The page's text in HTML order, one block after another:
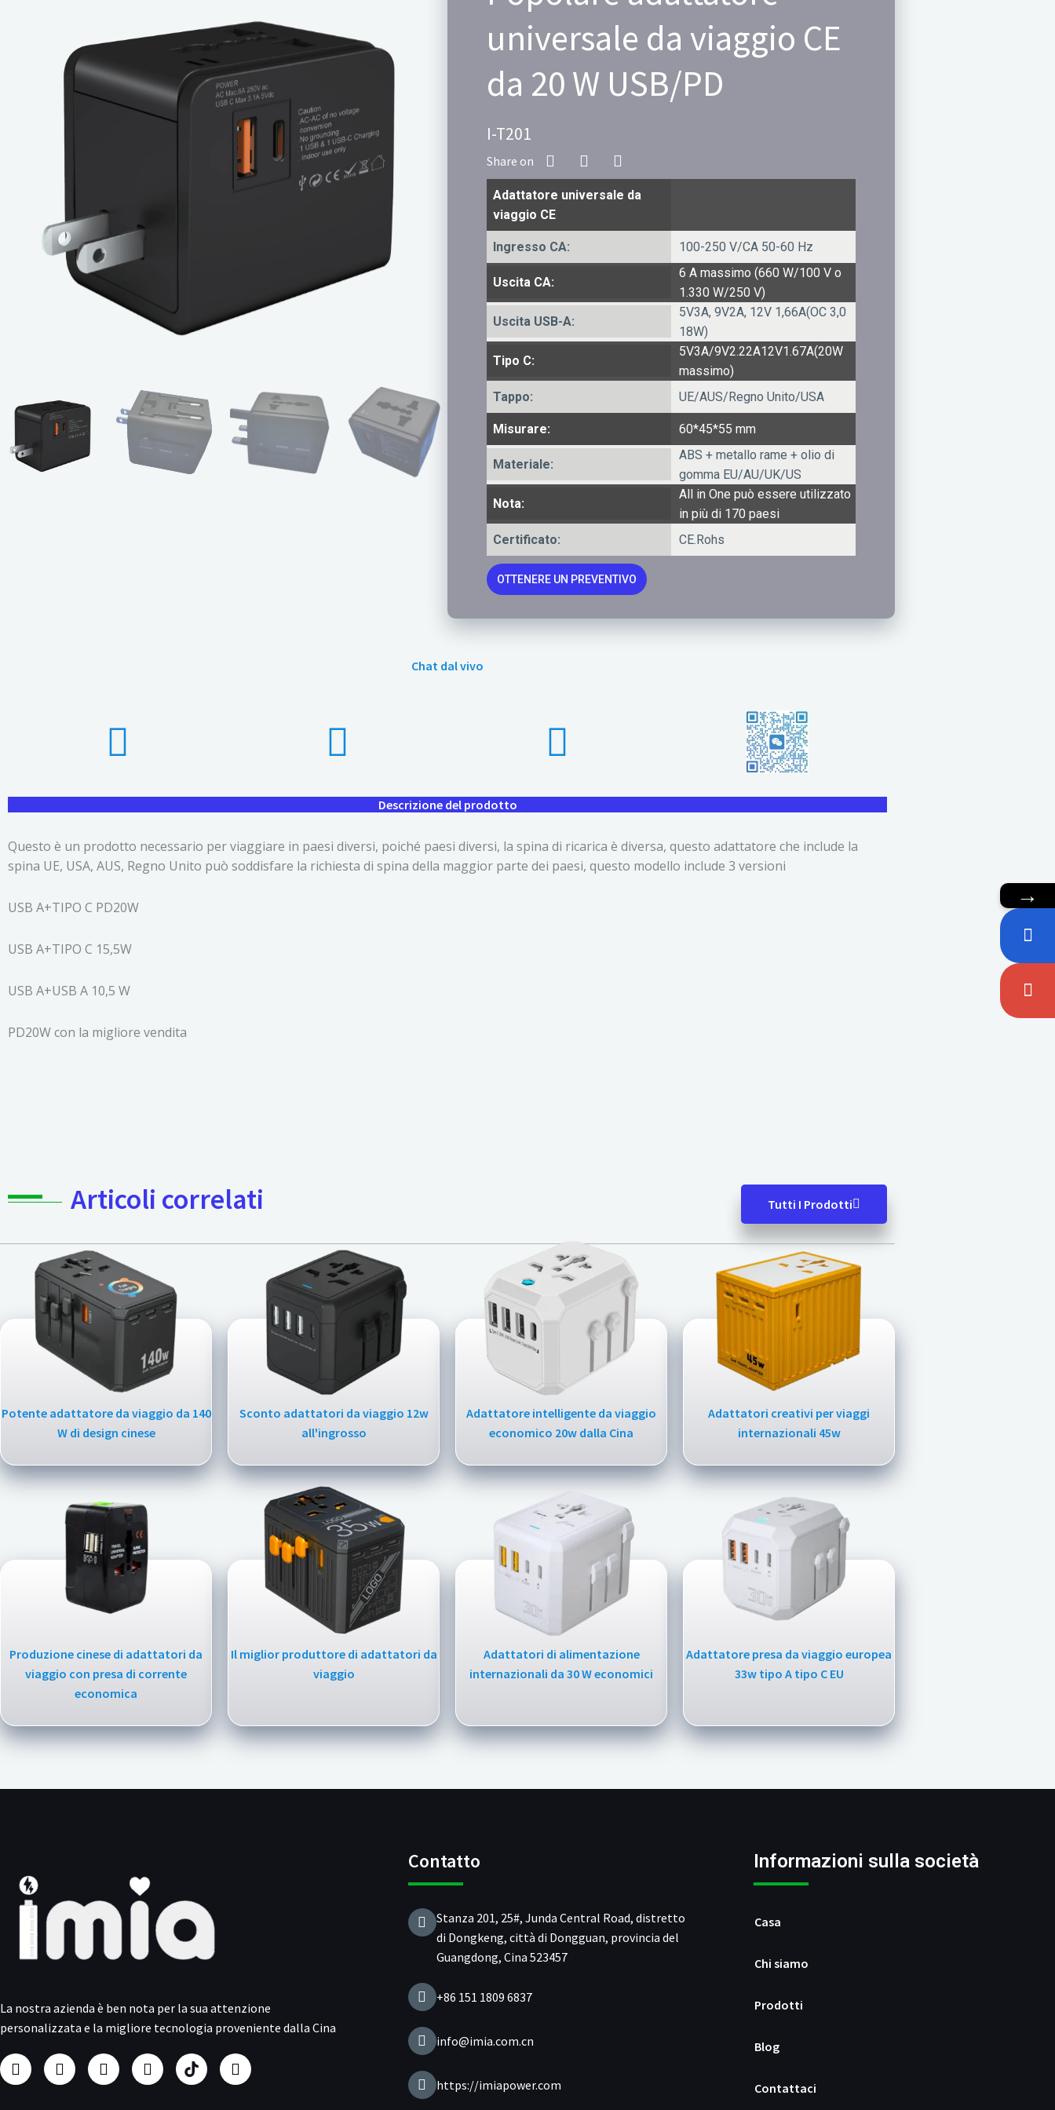
universale da viaggio CE
da 20 W USB/PD
I-T201
Adattatore universale da
viaggio CE
Ingresso CA: 100-250 V/CA 50-60 Hz
Uscita CA:
6 A massimo (660 W/100 V o
1.330 W/250 V)
Uscita USB-A:
5V3A, 9V2A, 12V 1,66A(OC 3,0
18W)
Tipo C:
5V3A/9V2.22A12V1.67A(20W
massimo)
Tappo:
UE/AUS/Regno Unito/USA
Misurare: 60*45*55 mm
Materiale:
ABS + metallo rame + olio di
gomma EU/AU/UK/US
Nota:
All in One può essere utilizzato
in più di 170 paesi
Certificato:
CE.Rohs
OTTENERE UN PREVENTIVO
Chat dal vivo
Descrizione del prodotto
Questo è un prodotto necessario per viaggiare in paesi diversi, poiché paesi diversi, la spina di ricarica è diversa, questo adattatore che include la
spina UE, USA, AUS, Regno Unito può soddisfare la richiesta di spina della maggior parte dei paesi, questo modello include 3 versioni
USB A+TIPO C PD20W
USB A+TIPO C 15,5W
USB A+USB A 10,5 W
PD20W con la migliore vendita
Articoli correlati Tutti I Prodotti
Potente adattatore da viaggio da 140
W di design cinese
Sconto adattatori da viaggio 12w
all'ingrosso
Adattatore intelligente da viaggio
economico 20w dalla Cina
Adattatori creativi per viaggi
internazionali 45w
Produzione cinese di adattatori da
viaggio con presa di corrente
economica
Il miglior produttore di adattatori da
viaggio
Adattatori di alimentazione
internazionali da 30 W economici
Adattatore presa da viaggio europea
33w tipo A tipo C EU
La nostra azienda è ben nota per la sua attenzione
personalizzata e la migliore tecnologia proveniente dalla Cina
F
a
c
I
n
s
Y
o
u
L
i
n
P
r
o
T
w
i
Contatto
Stanza 201, 25#, Junda Central Road, distretto
di Dongkeng, città di Dongguan, provincia del
Guangdong, Cina 523457
+86 151 1809 6837
info@imia.com.cn
https://imiapower.com
Informazioni sulla società
Casa
Chi siamo
Prodotti
Blog
Contattaci
→